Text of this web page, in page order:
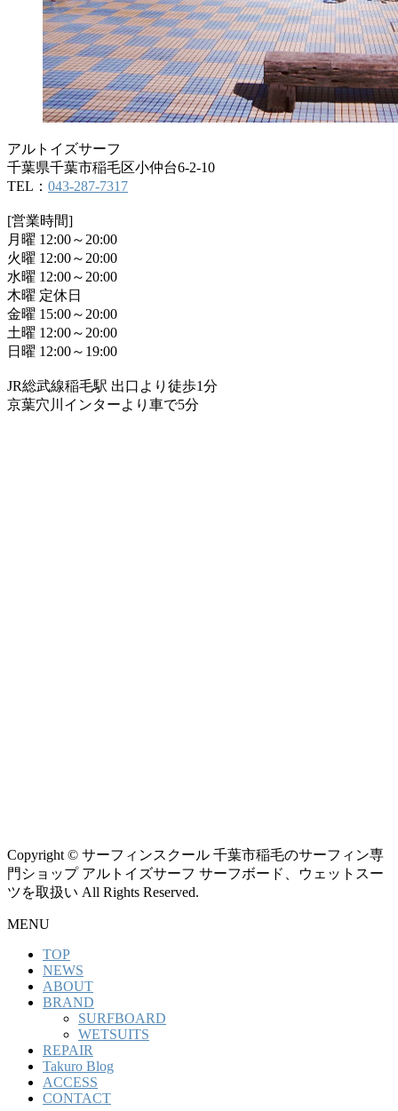
アルトイズサーフ
千葉県千葉市稲毛区小仲台6-2-10
TEL： 043-287-7317
[営業時間]
月曜 12:00～20:00
火曜 12:00～20:00
水曜 12:00～20:00
木曜 定休日
金曜 15:00～20:00
土曜 12:00～20:00
日曜 12:00～19:00
JR総武線稲毛駅 出口より徒歩1分
京葉穴川インターより車で5分
Copyright © サーフィンスクール 千葉市稲毛のサーフィン専
門ショップ アルトイズサーフ サーフボード、ウェットスー
ツを取扱い All Rights Reserved.
MENU
TOP
NEWS
ABOUT
BRAND
SURFBOARD
WETSUITS
REPAIR
Takuro Blog
ACCESS
CONTACT